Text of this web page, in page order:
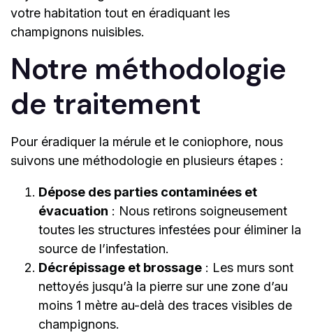
votre habitation tout en éradiquant les
champignons nuisibles.
Notre méthodologie
de traitement
Pour éradiquer la mérule et le coniophore, nous
suivons une méthodologie en plusieurs étapes :
Dépose des parties contaminées et
évacuation : Nous retirons soigneusement
toutes les structures infestées pour éliminer la
source de l’infestation.
Décrépissage et brossage : Les murs sont
nettoyés jusqu’à la pierre sur une zone d’au
moins 1 mètre au-delà des traces visibles de
champignons.